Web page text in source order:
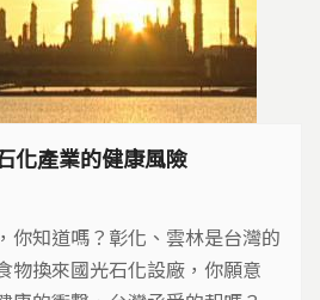
化產業的健康風險
你知道嗎？彰化、雲林是台灣的
物換來國光石化設廠，你願意